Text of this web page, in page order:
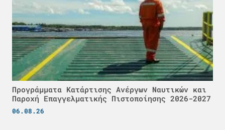
Προγράμματα Κατάρτισης Ανέργων Ναυτικών και
Παροχή Επαγγελματικής Πιστοποίησης 2026-2027
06.08.26